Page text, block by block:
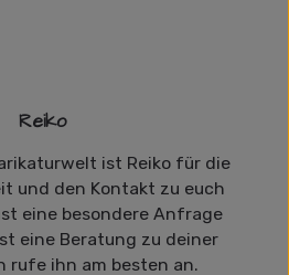
Reiko
ist Reiko für die
und den Kontakt zu euch
eine besondere Anfrage
eine Beratung zu deiner
rufe ihn am besten an.